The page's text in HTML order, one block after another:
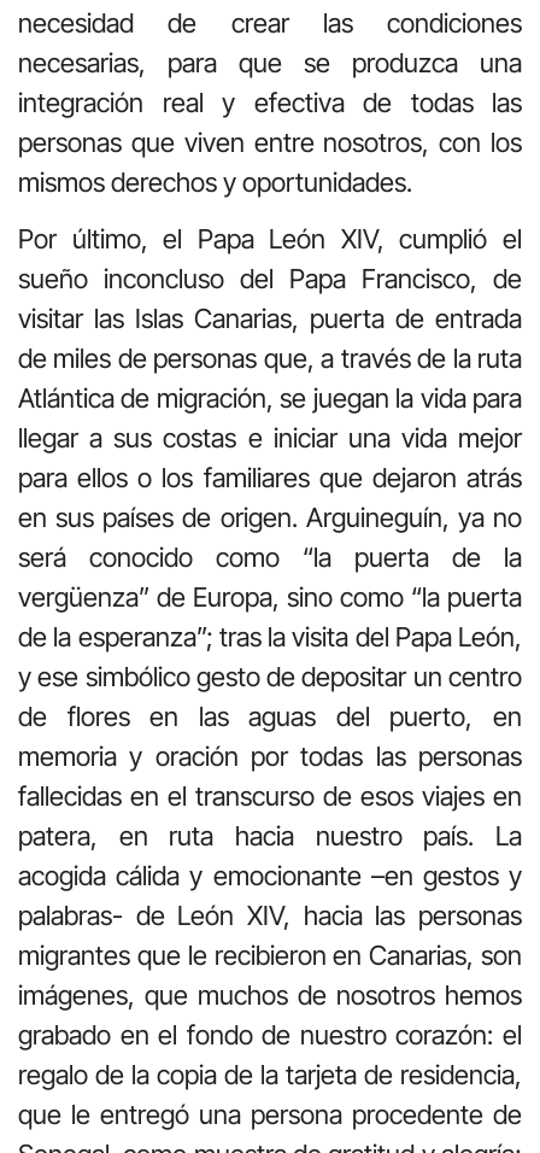
necesidad de crear las condiciones
necesarias, para que se produzca una
integración real y efectiva de todas las
personas que viven entre nosotros, con los
mismos derechos y oportunidades.
Por último, el Papa León XIV, cumplió el
sueño inconcluso del Papa Francisco, de
visitar las Islas Canarias, puerta de entrada
de miles de personas que, a través de la ruta
Atlántica de migración, se juegan la vida para
llegar a sus costas e iniciar una vida mejor
para ellos o los familiares que dejaron atrás
en sus países de origen. Arguineguín, ya no
será conocido como “la puerta de la
vergüenza” de Europa, sino como “la puerta
de la esperanza”; tras la visita del Papa León,
y ese simbólico gesto de depositar un centro
de flores en las aguas del puerto, en
memoria y oración por todas las personas
fallecidas en el transcurso de esos viajes en
patera, en ruta hacia nuestro país. La
acogida cálida y emocionante –en gestos y
palabras- de León XIV, hacia las personas
migrantes que le recibieron en Canarias, son
imágenes, que muchos de nosotros hemos
grabado en el fondo de nuestro corazón: el
regalo de la copia de la tarjeta de residencia,
que le entregó una persona procedente de